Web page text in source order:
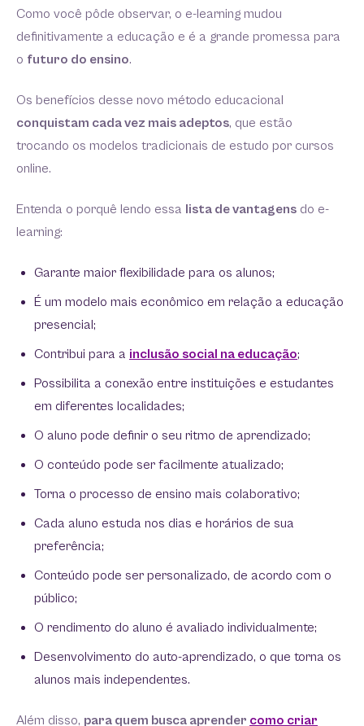
Como você pôde observar, o e-learning mudou
definitivamente a educação e é a grande promessa para
o futuro do ensino.
Os benefícios desse novo método educacional
conquistam cada vez mais adeptos, que estão
trocando os modelos tradicionais de estudo por cursos
online.
Entenda o porquê lendo essa lista de vantagens do e-
learning:
Garante maior flexibilidade para os alunos;
É um modelo mais econômico em relação a educação
presencial;
Contribui para a inclusão social na educação;
Possibilita a conexão entre instituições e estudantes
em diferentes localidades;
O aluno pode definir o seu ritmo de aprendizado;
O conteúdo pode ser facilmente atualizado;
Torna o processo de ensino mais colaborativo;
Cada aluno estuda nos dias e horários de sua
preferência;
Conteúdo pode ser personalizado, de acordo com o
público;
O rendimento do aluno é avaliado individualmente;
Desenvolvimento do auto-aprendizado, o que torna os
alunos mais independentes.
Além disso, para quem busca aprender como criar